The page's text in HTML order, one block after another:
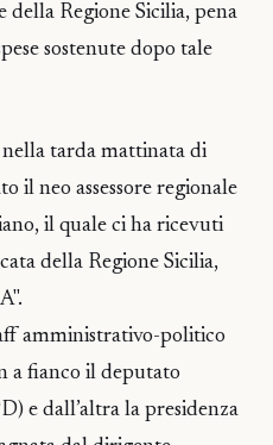
della Regione Sicilia, pena
sostenute dopo tale
tarda mattinata di
il neo assessore regionale
il quale ci ha ricevuti
della Regione Sicilia,
amministrativo-politico
a fianco il deputato
e dall’altra la presidenza